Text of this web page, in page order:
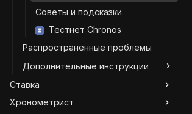
Советы и подсказки
Тестнет Chronos
Распространенные проблемы
Дополнительные инструкции
Ставка
Хронометрист